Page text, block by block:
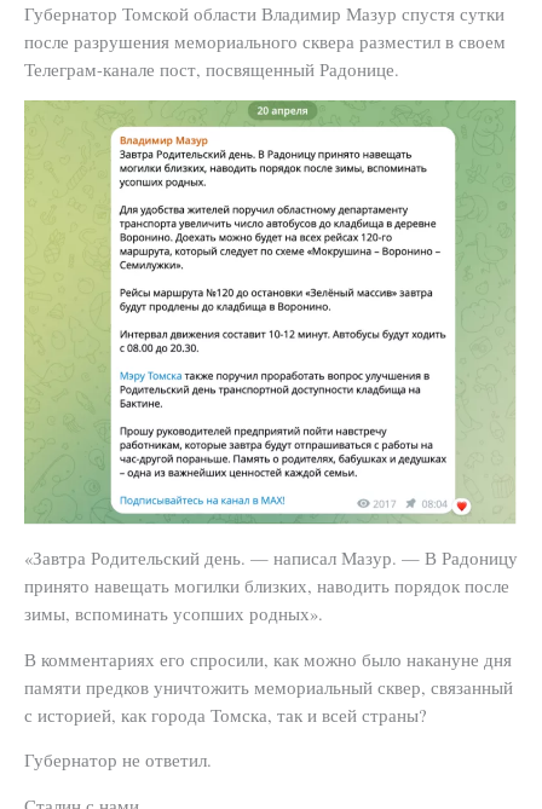
Губернатор Томской области Владимир Мазур спустя сутки
после разрушения мемориального сквера разместил в своем
Телеграм-канале пост, посвященный Радонице.
«Завтра Родительский день. — написал Мазур. — В Радоницу
принято навещать могилки близких, наводить порядок после
зимы, вспоминать усопших родных».
В комментариях его спросили, как можно было накануне дня
памяти предков уничтожить мемориальный сквер, связанный
с историей, как города Томска, так и всей страны?
Губернатор не ответил.